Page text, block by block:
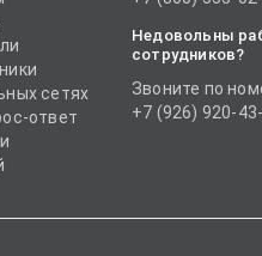
сетях
ответ
Недовольны
сотрудников?
Звоните по
+7 (926) 920-